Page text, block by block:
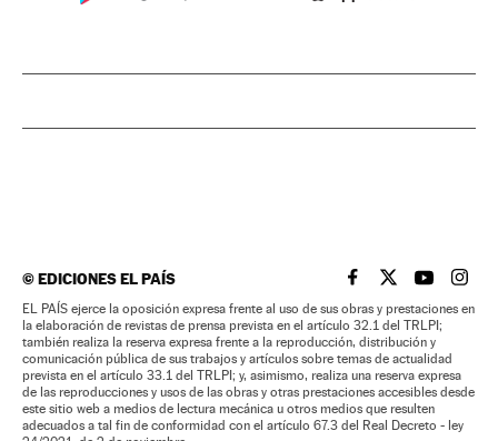
©EDICIONES EL PAÍS EL PAÍS BRASIL EN
EL PAÍSEL PAÍS
EL
EL PAÍS ejerce la oposición expresa frente al uso de sus obras y prestaciones en
la elaboración de revistas de prensa prevista en el artículo 32.1 del TRLPI;
también realiza la reserva expresa frente a la reproducción, distribución y
comunicación pública de sus trabajos y artículos sobre temas de actualidad
prevista en el artículo 33.1 del TRLPI; y, asimismo, realiza una reserva expresa
de las reproducciones y usos de las obras y otras prestaciones accesibles desde
este sitio web a medios de lectura mecánica u otros medios que resulten
adecuados a tal fin de conformidad con el artículo 67.3 del Real Decreto - ley